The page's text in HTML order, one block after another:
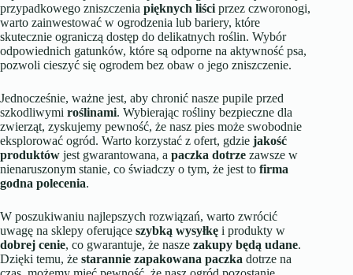
przypadkowego zniszczenia pięknych liści przez czworonogi,
warto zainwestować w ogrodzenia lub bariery, które
skutecznie ograniczą dostęp do delikatnych roślin. Wybór
odpowiednich gatunków, które są odporne na aktywność psa,
pozwoli cieszyć się ogrodem bez obaw o jego zniszczenie.
Jednocześnie, ważne jest, aby chronić nasze pupile przed
szkodliwymi roślinami. Wybierając rośliny bezpieczne dla
zwierząt, zyskujemy pewność, że nasz pies może swobodnie
eksplorować ogród. Warto korzystać z ofert, gdzie jakość
produktów jest gwarantowana, a paczka dotrze zawsze w
nienaruszonym stanie, co świadczy o tym, że jest to firma
godna polecenia.
W poszukiwaniu najlepszych rozwiązań, warto zwrócić
uwagę na sklepy oferujące szybką wysyłkę i produkty w
dobrej cenie, co gwarantuje, że nasze zakupy będą udane.
Dzięki temu, że starannie zapakowana paczka dotrze na